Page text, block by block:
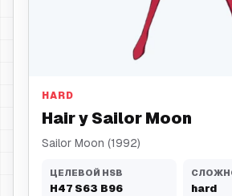
HARD
Hair у Sailor Moon
Sailor Moon (1992)
ЦЕЛЕВОЙ HSB
H47 S63 B96 hard